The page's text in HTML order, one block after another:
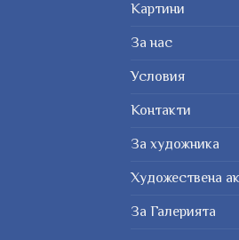
Картини
За нас
Условия
Контакти
За художника
Художествена
За Галерията